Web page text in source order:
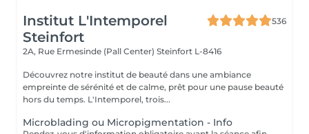
Institut L'Intemporel
Steinfort
536
2A, Rue Ermesinde (Pall Center) Steinfort L-8416
Découvrez notre institut de beauté dans une ambiance
empreinte de sérénité et de calme, prêt pour une pause beauté
hors du temps. L'Intemporel, trois...
Microblading ou Micropigmentation - Info